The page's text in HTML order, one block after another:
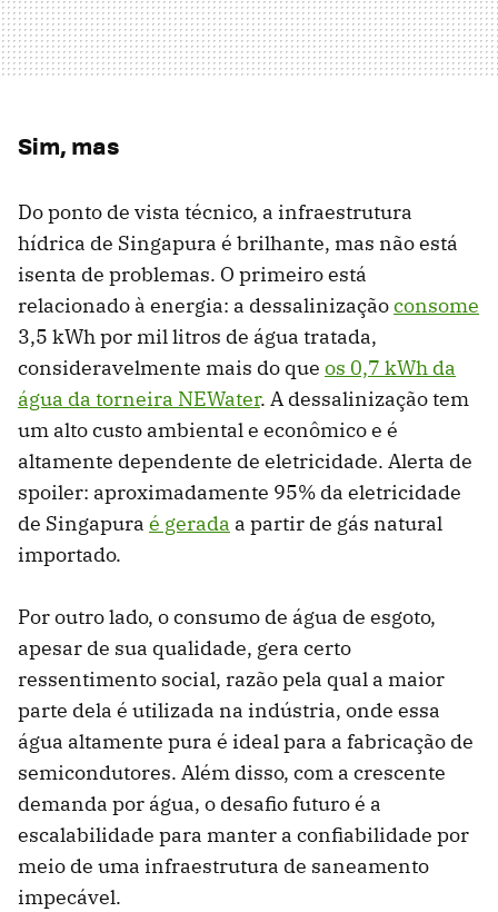
Sim, mas
Do ponto de vista técnico, a infraestrutura
hídrica de Singapura é brilhante, mas não está
isenta de problemas. O primeiro está
relacionado à energia: a dessalinizaçãoconsome
3,5 kWh por mil litros de água tratada,
consideravelmente mais do que os 0,7 kWh da
água da torneira NEWater. A dessalinização tem
um alto custo ambiental e econômico e é
altamente dependente de eletricidade. Alerta de
spoiler: aproximadamente 95% da eletricidade
de Singapura é gerada a partir de gás natural
importado.
Por outro lado, o consumo de água de esgoto,
apesar de sua qualidade, gera certo
ressentimento social, razão pela qual a maior
parte dela é utilizada na indústria, onde essa
água altamente pura é ideal para a fabricação de
semicondutores. Além disso, com a crescente
demanda por água, o desafio futuro é a
escalabilidade para manter a confiabilidade por
meio de uma infraestrutura de saneamento
impecável.